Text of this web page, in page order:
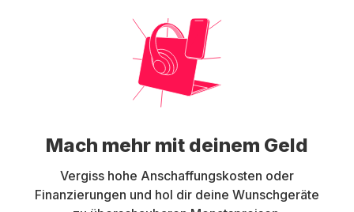
Mach mehr mit deinem Geld
Vergiss hohe Anschaffungskosten oder
Finanzierungen und hol dir deine Wunschgeräte